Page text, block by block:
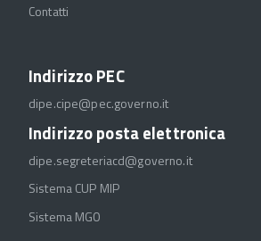
Contatti
Indirizzo PEC
dipe.cipe@pec.governo.it
Indirizzo posta elettronica
dipe.segreteriacd@governo.it
Sistema CUP MIP
Sistema MGO